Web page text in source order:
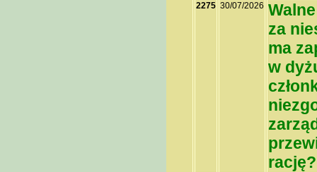
2275 30/07/2026
za
ma
w
rację?